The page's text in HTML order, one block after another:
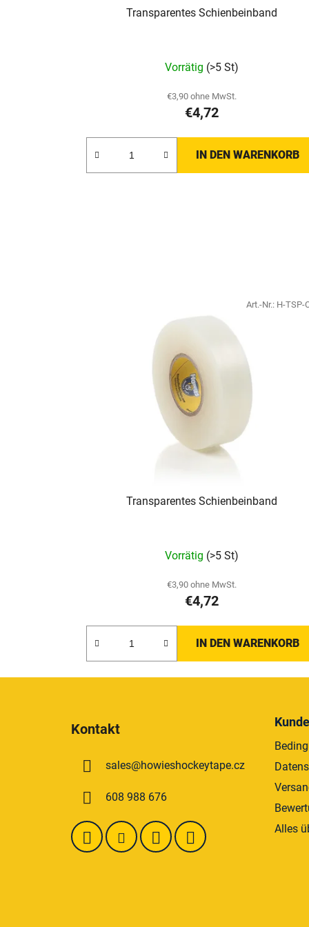
Transparentes Schienbeinband
durchschnittliche
Produktbewertung
ist
von
Vorrätig (>5 St)
€3,90 ohne MwSt.
€4,72
IN DEN WARENKORB
Transparentes Schienbeinband
durchschnittliche
Produktbewertung
ist
von
Sternen.
Vorrätig (>5 St)
€3,90 ohne MwSt.
€4,72
IN DEN WARENKORB
Art.-Nr.: H-TSP-
Kontakt
sales@howieshockeytape.cz
608 988 676
Alles